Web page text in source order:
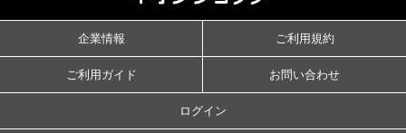
企業情報 ご利用規約
ご利用ガイド お問い合わせ
ログイン